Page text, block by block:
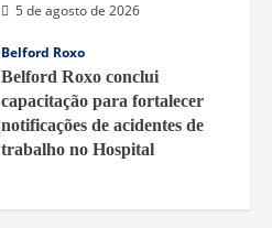
5 de agosto de 2026
Belford Roxo
Belford Roxo conclui
capacitação para fortalecer
notificações de acidentes de
trabalho no Hospital